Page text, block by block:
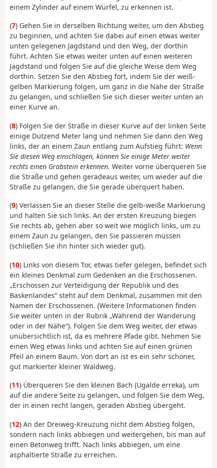
einem Zylinder auf einem Würfel, zu erkennen ist.
(7) Gehen Sie in derselben Richtung weiter, um den Abstieg
zu beginnen, und achten Sie dabei auf einen etwas weiter
unten gelegenen Jagdstand und den Weg, der dorthin
führt. Achten Sie etwas weiter unten auf einen weiteren
Jagdstand und folgen Sie auf die gleiche Weise dem Weg
dorthin. Setzen Sie den Abstieg fort, indem Sie der weiß-
gelben Markierung folgen, um ganz in die Nähe der Straße
zu gelangen, und schließen Sie sich dieser weiter unten an
einer Kurve an.
(8) Folgen Sie der Straße in dieser Kurve auf der linken Seite
einige Dutzend Meter lang und nehmen Sie dann den Weg
links, der an einem Zaun entlang zum Aufstieg führt: Wenn
Sie diesen Weg einschlagen, können Sie einige Meter weiter
rechts einen Grabstein erkennen. Weiter vorne überqueren Sie
die Straße und gehen geradeaus weiter, um wieder auf die
Straße zu gelangen, die Sie gerade überquert haben.
(9) Verlassen Sie an dieser Stelle die gelb-weiße Markierung
und halten Sie sich links. An der ersten Kreuzung biegen
Sie rechts ab, gehen aber so weit wie möglich links, um zu
einem Zaun zu gelangen, den Sie passieren müssen
(schließen Sie ihn hinter sich wieder gut).
(10) Links von diesem Tor, etwas tiefer gelegen, befindet sich
ein kleines Denkmal zum Gedenken an die Erschossenen.
„Erschossen zur Verteidigung der Republik und des
Baskenlandes“ steht auf dem Denkmal, zusammen mit den
Namen der Erschossenen. (Weitere Informationen finden
Sie weiter unten in der Rubrik „Während der Wanderung
oder in der Nähe“). Folgen Sie dem Weg weiter, der etwas
unübersichtlich ist, da es mehrere Pfade gibt. Nehmen Sie
einen Weg etwas links und achten Sie auf einen grünen
Pfeil an einem Baum. Von dort an ist es ein sehr schöner,
gut markierter kleiner Waldweg.
(11) Überqueren Sie den kleinen Bach (Ugalde erreka), um
auf die andere Seite zu gelangen, und folgen Sie dem Weg,
der in einen recht langen, geraden Abstieg übergeht.
(12) An der Dreiweg-Kreuzung nicht dem Abstieg folgen,
sondern nach links abbiegen und weitergehen, bis man auf
einen Betonweg trifft. Nach links abbiegen, um eine
asphaltierte Straße zu erreichen.